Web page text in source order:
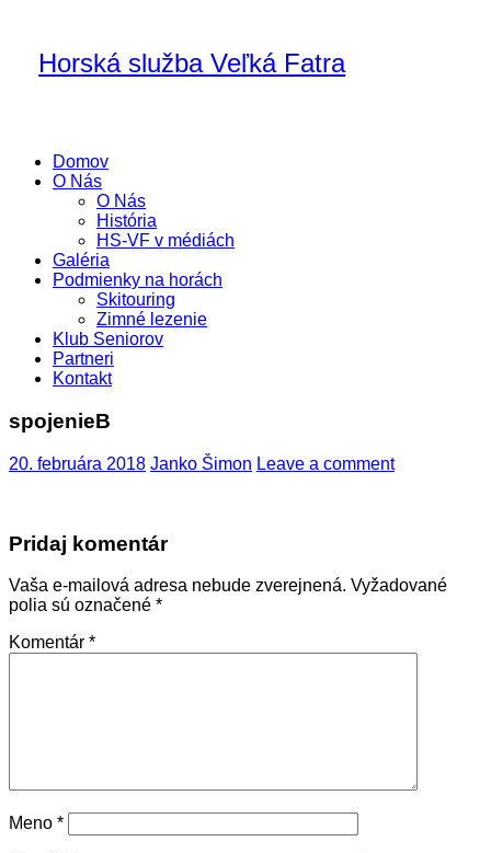
Horská služba Veľká Fatra
Domov
O Nás
O Nás
História
HS-VF v médiách
Galéria
Podmienky na horách
Skitouring
Zimné lezenie
Klub Seniorov
Partneri
Kontakt
spojenieB
20. februára 2018 Janko Šimon Leave a comment
Pridaj komentár
Vaša e-mailová adresa nebude zverejnená. Vyžadované
polia sú označené *
Komentár *
Meno *